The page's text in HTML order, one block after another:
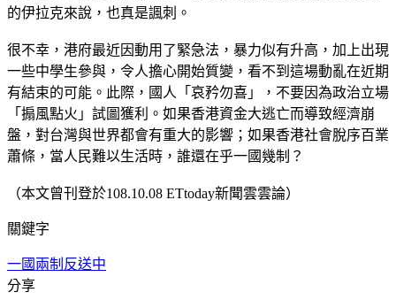
的伊拉克來說，也真是諷刺。
很不幸，港府最近因動用了緊急法，暴力似有升高，加上出現
一些中學生參與，令人擔心開始質變，看不到這場動亂在近期
有結束的可能。此際，國人「哀矜勿喜」，不要因為政治立場
「搧風點火」試圖獲利。如果香港資金大逃亡而導致經濟崩
盤，對台灣與世界都會有重大的影響；如果香港社會脫序百業
蕭條，當人民難以生活時，誰還在乎一國幾制？
（本文曾刊登於108.10.08 ETtoday新聞雲雲論）
關鍵字
一國兩制 反送中
分享